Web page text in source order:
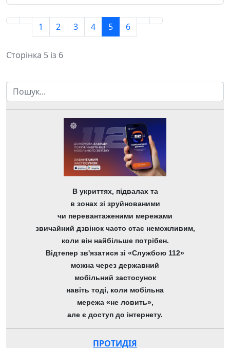
1 2 3 4 5 6
Сторінка 5 із 6
Пошук
В укриттях, підвалах та
в зонах зі зруйнованими
чи перевантаженими мережами
звичайний дзвінок часто стає неможливим,
коли він найбільше потрібен.
Відтепер зв'язатися зі «Службою 112»
можна через державний
мобільний застосунок
навіть тоді, коли мобільна
мережа «не ловить»,
але є доступ до інтернету.
ПРОТИДІЯ